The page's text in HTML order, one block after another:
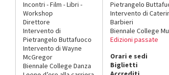
Incontri - Film - Libri -
Workshop
Direttore
Intervento di
Pietrangelo Buttafuoco
Intervento di Wayne
McGregor
Biennale College Danza
Pietrangelo
Intervento di
Barbieri
Biennale College
Edizioni passate
Orari e sedi
Biglietti